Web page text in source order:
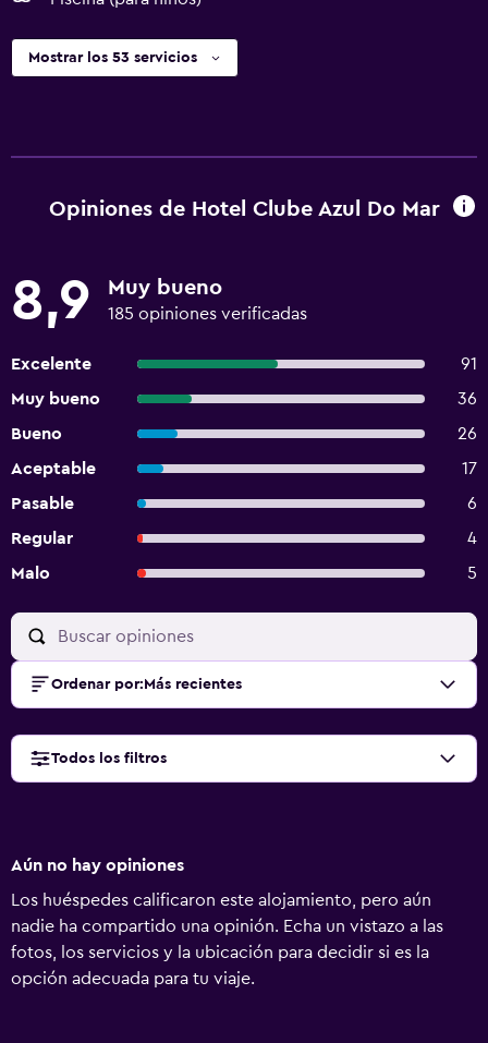
Mostrar los 53 servicios
Opiniones de Hotel Clube Azul Do Mar
8,9 Muy bueno
185 opiniones verificadas
Excelente
91
Muy bueno
36
Bueno
26
Aceptable
17
Pasable
6
Regular
4
Malo
5
Ordenar por: Más recientes
Todos los filtros
Aún no hay opiniones
Los huéspedes calificaron este alojamiento, pero aún
nadie ha compartido una opinión. Echa un vistazo a las
fotos, los servicios y la ubicación para decidir si es la
opción adecuada para tu viaje.